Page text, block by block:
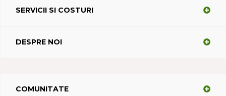
SERVICII SI COSTURI
DESPRE NOI
COMUNITATE